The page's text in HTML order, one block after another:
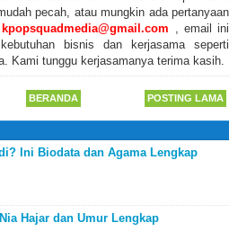
pecah, atau mungkin ada pertanyaan
kpopsquadmedia@gmail.com , email ini
bisnis dan kerjasama seperti
Kami tunggu kerjasamanya terima kasih.
POSTING LAMA
BERANDA
Ini Biodata dan Agama Lengkap
Hajar dan Umur Lengkap